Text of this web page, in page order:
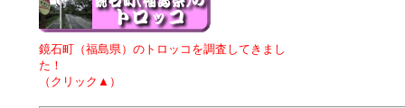
鏡石町（福島県）のトロッコを調査してきまし
た！
（クリック▲）